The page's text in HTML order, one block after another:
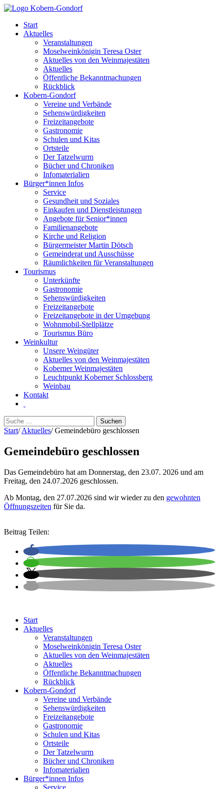
Start
Aktuelles
Veranstaltungen
Moselweinkönigin Teresa Oster
Aktuelles von den Weinmajestäten
Aktuelles
Öffentliche Bekanntmachungen
Rückblick
Kobern-Gondorf
Vereine und Verbände
Sehenswürdigkeiten
Freizeitangebote
Gastronomie
Schulen und Kitas
Ortsteile
Der Tatzelwurm
Bücher und Chroniken
Infomaterialien
Bürger*innen Infos
Service
Gesundheit und Soziales
Einkaufen und Dienstleistungen
Angebote für Senior*innen
Familienangebote
Kirche und Religion
Bürgermeister Martin Dötsch
Gemeinderat und Ausschüsse
Räumlichkeiten für Veranstaltungen
Tourismus
Unterkünfte
Gastronomie
Sehenswürdigkeiten
Freizeitangebote
Freizeitangebote in der Umgebung
Wohnmobil-Stellplätze
Tourismus Büro
Weinkultur
Unsere Weingüter
Aktuelles von den Weinmajestäten
Koberner Weinmajestäten
Leuchtpunkt Koberner Schlossberg
Weinbau
Kontakt
Suchen
nach:
Start/ Aktuelles/ Gemeindebüro geschlossen
Gemeindebüro geschlossen
Das Gemeindebüro hat am Donnerstag, den 23.07. 2026 und am
Freitag, den 24.07.2026 geschlossen.
Ab Montag, den 27.07.2026 sind wir wieder zu den gewohnten
Öffnungszeiten für Sie da.
Beitrag Teilen:
Start
Aktuelles
Veranstaltungen
Moselweinkönigin Teresa Oster
Aktuelles von den Weinmajestäten
Aktuelles
Öffentliche Bekanntmachungen
Rückblick
Kobern-Gondorf
Vereine und Verbände
Sehenswürdigkeiten
Freizeitangebote
Gastronomie
Schulen und Kitas
Ortsteile
Der Tatzelwurm
Bücher und Chroniken
Infomaterialien
Bürger*innen Infos
Service